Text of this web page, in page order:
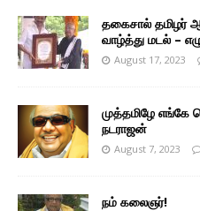
தகைசால் தமிழர்
வாழ்த்து மடல் –
August 17, 2023
முத்தமிழே எங்கே
நடராஜன்
August 7, 2023
நம் கலைஞர்!